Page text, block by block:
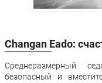
Передние
тормоза:
Changan Eado:
Среднеразмерный
безопасный и